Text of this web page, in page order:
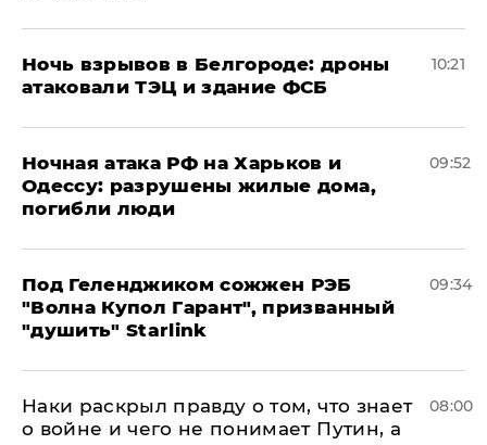
​Ночь взрывов в Белгороде: дроны
атаковали ТЭЦ и здание ФСБ
10:21
​Ночная атака РФ на Харьков и
Одессу: разрушены жилые дома,
погибли люди
09:52
Под Геленджиком сожжен РЭБ
"Волна Купол Гарант", призванный
"душить" Starlink
09:34
Наки раскрыл правду о том, что знает
о войне и чего не понимает Путин, а
08:00